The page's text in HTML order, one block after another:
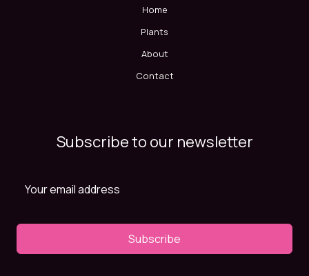
Home
Plants
About
Contact
Subscribe to our newsletter
Subscribe